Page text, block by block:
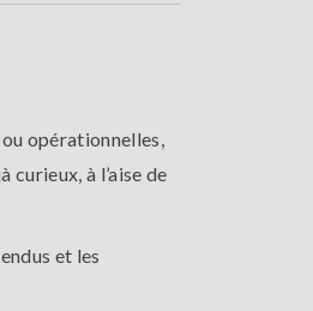
opérationnelles,
curieux, à l’aise de
et les